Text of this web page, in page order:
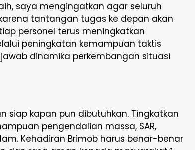
saya mengingatkan agar seluruh
tantangan tugas ke depan akan
personel terus meningkatkan
peningkatan kemampuan taktis
dinamika perkembangan situasi
siap kapan pun dibutuhkan. Tingkatkan
pengendalian massa, SAR,
Kehadiran Brimob harus benar-benar